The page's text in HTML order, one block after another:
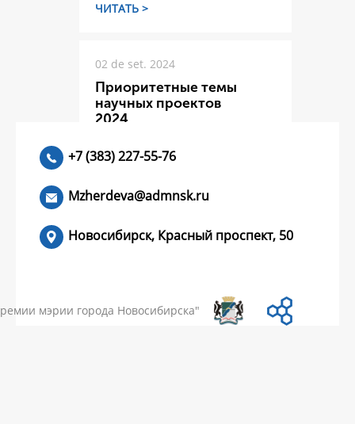
ЧИТАТЬ >
02 de set. 2024
Приоритетные темы
научных проектов
2024
ЧИТАТЬ >
+7 (383) 227-55-76
Mzherdeva@admnsk.ru
Новосибирск, Красный проспект, 50
мэрии города Новосибирска"